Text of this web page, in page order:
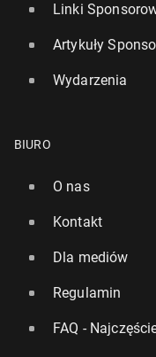
Linki
Artykuły
Wydarzenia
BIURO
O nas
Kontakt
Dla mediów
Regulamin
FAQ -